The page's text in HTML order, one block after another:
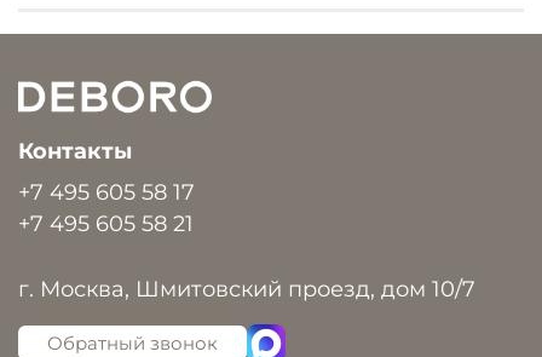
Контакты
+7 495 605 58 17
+7 495 605 58 21
г. Москва, Шмитовский проезд, дом 10/7
Обратный звонок